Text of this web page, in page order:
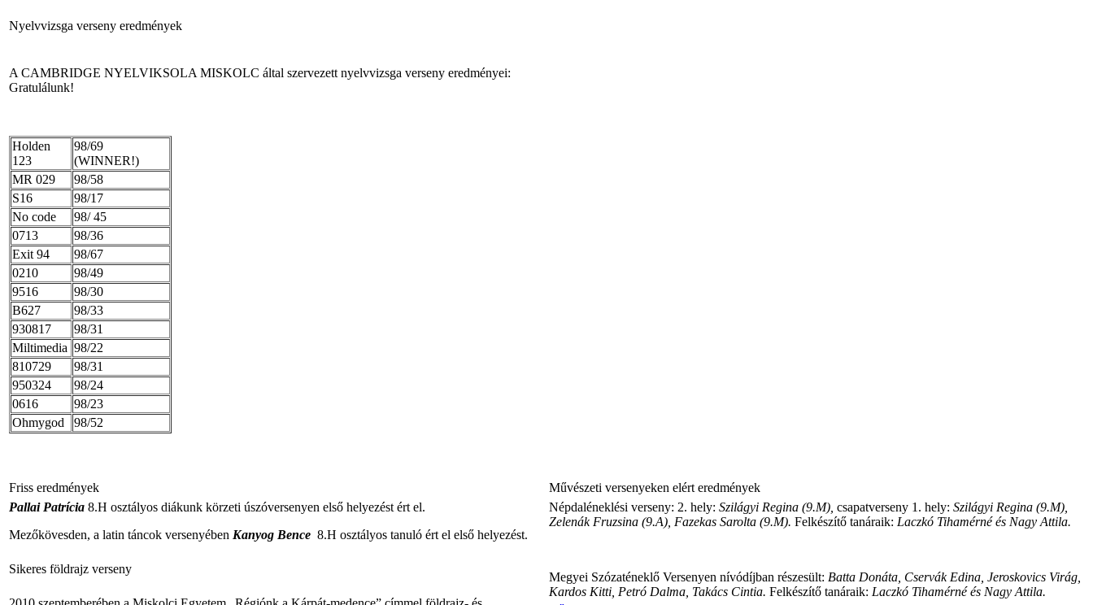
Nyelvvizsga verseny eredmények
A CAMBRIDGE NYELVIKSOLA MISKOLC által szervezett nyelvvizsga verseny eredményei:
Gratulálunk!
Holden
123
98/69
(WINNER!)
MR 029
98/58
S16
98/17
No code
98/ 45
0713
98/36
Exit 94
98/67
0210
98/49
9516
98/30
B627
98/33
930817
98/31
Miltimedia 98/22
810729
98/31
950324
98/24
0616
98/23
Ohmygod
98/52
Friss eredmények
Pallai Patrícia 8.H osztályos diákunk körzeti úszóversenyen első helyezést ért el.
Mezőkövesden, a latin táncok versenyében Kanyog Bence 8.H osztályos tanuló ért el első helyezést.
Sikeres földrajz verseny
Művészeti versenyeken elért eredmények
Népdaléneklési verseny: 2. hely: Szilágyi Regina (9.M), csapatverseny 1. hely: Szilágyi Regina (9.M),
Zelenák Fruzsina (9.A), Fazekas Sarolta (9.M). Felkészítő tanáraik: Laczkó Tihamérné és Nagy Attila.
Megyei Szózaténeklő Versenyen nívódíjban részesült: Batta Donáta, Cservák Edina, Jeroskovics Virág,
Kardos Kitti, Petró Dalma, Takács Cintia. Felkészítő tanáraik: Laczkó Tihamérné és Nagy Attila.